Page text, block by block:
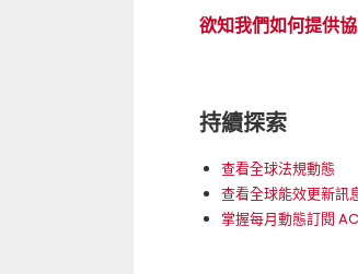
欲知我們如何提供
持續探索
查看全球法規動態
查看全球能效更新訊
掌握每月動態訂閱